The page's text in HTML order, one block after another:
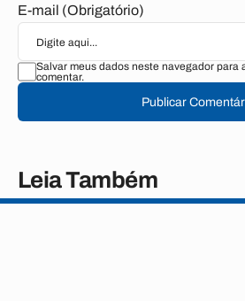
E-mail (Obrigatório)
Salvar meus dados neste navegador para
comentar.
Publicar
Leia Também